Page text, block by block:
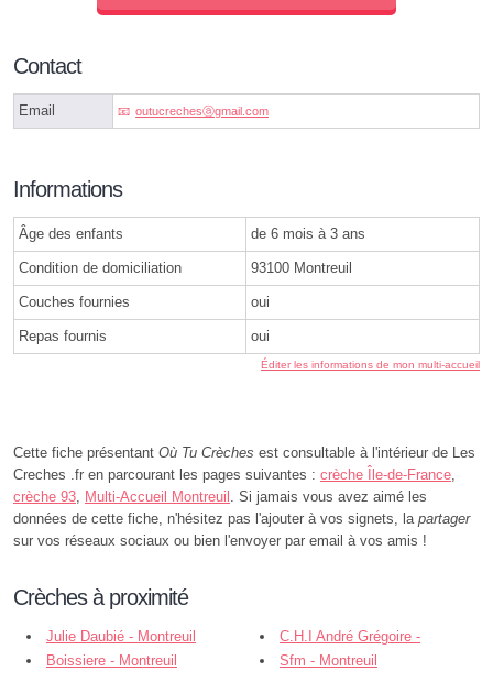
Contact
Email outucrechesⓐgmail.com
Informations
Âge des enfants de 6 mois à 3 ans
Condition de domiciliation 93100 Montreuil
Couches fournies oui
Repas fournis oui
Éditer les informations de mon multi-accueil
Cette fiche présentant Où Tu Crèches est consultable à l'intérieur de Les
Creches .fr en parcourant les pages suivantes : crèche Île-de-France
crèche 93 Multi-Accueil Montreuil . Si jamais vous avez aimé les
données de cette fiche, n'hésitez pas l'ajouter à vos signets, la partager
sur vos réseaux sociaux ou bien l'envoyer par email à vos amis !
Crèches à proximité
Julie Daubié - Montreuil
C.H.I André Grégoire -
Montreuil
Boissiere - Montreuil Sfm - Montreuil